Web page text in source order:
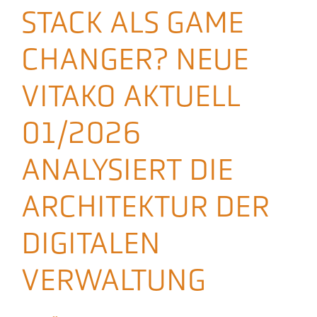
Aktuelles
Podcast
STACK ALS GAME
CHANGER? NEUE
VITAKO AKTUELL
01/2026
ANALYSIERT DIE
ARCHITEKTUR DER
DIGITALEN
VERWALTUNG